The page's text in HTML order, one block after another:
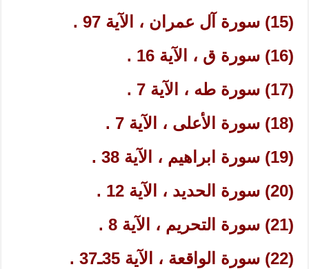
(15) سورة آل عمران ، الآية 97 .
(16) سورة ق ، الآية 16 .
(17) سورة طه ، الآية 7 .
(18) سورة الأعلى ، الآية 7 .
(19) سورة ابراهيم ، الآية 38 .
(20) سورة الحديد ، الآية 12 .
(21) سورة التحريم ، الآية 8 .
(22) سورة الواقعة ، الآية 35ـ37 .